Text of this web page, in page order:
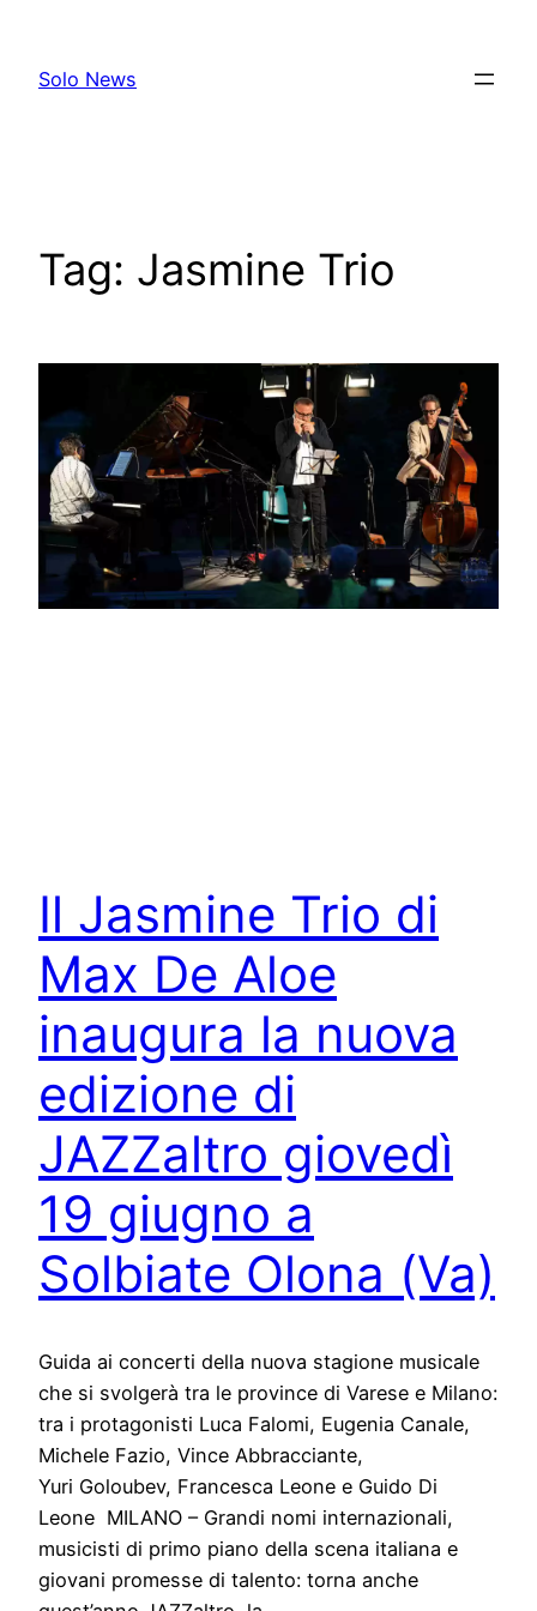
content
Solo News
Tag: Jasmine Trio
Il Jasmine Trio di
Max De Aloe
inaugura la nuova
edizione di
JAZZaltro giovedì
19 giugno a
Solbiate Olona (Va)
Guida ai concerti della nuova stagione musicale
che si svolgerà tra le province di Varese e Milano:
tra i protagonisti Luca Falomi, Eugenia Canale,
Michele Fazio, Vince Abbracciante,
Yuri Goloubev, Francesca Leone e Guido Di
Leone MILANO – Grandi nomi internazionali,
musicisti di primo piano della scena italiana e
giovani promesse di talento: torna anche